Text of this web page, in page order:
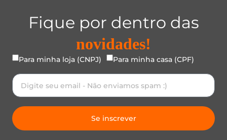
Fique por dentro das
novidades!
Para minha loja (CNPJ) Para minha casa (CPF)
Se inscrever